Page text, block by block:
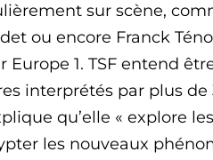
sur scène,
ou encore Franck
Europe 1. TSF entend
interprétés par plus de
qu’elle « explore
les nouveaux